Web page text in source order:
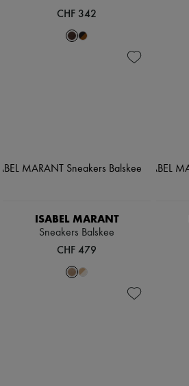
CHF 342
ISABEL MARANT
Sneakers Balskee
CHF 479